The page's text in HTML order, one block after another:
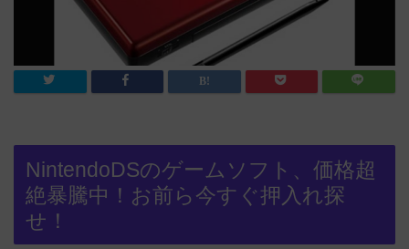
NintendoDSのゲームソフト、価格超
絶暴騰中！お前ら今すぐ押入れ探
せ！